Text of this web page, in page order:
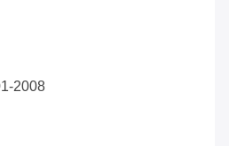
2008